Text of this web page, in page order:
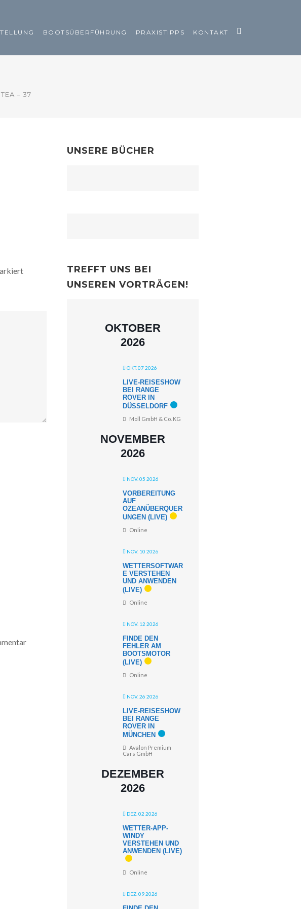
BOOTSÜBERFÜHRUNG PRAXISTIPPS KONTAKT
– 37
UNSERE BÜCHER
TREFFT UNS BEI
UNSEREN VORTRÄGEN!
OKTOBER
2026
OKT. 07 2026
LIVE-REISESHOW
BEI RANGE
ROVER IN
DÜSSELDORF
Moll GmbH & Co. KG
NOVEMBER
2026
NOV. 05 2026
VORBEREITUNG
AUF
OZEANÜBERQUER
UNGEN (LIVE)
Online
NOV. 10 2026
WETTERSOFTWAR
E VERSTEHEN
UND ANWENDEN
(LIVE)
Online
NOV. 12 2026
FINDE DEN
FEHLER AM
BOOTSMOTOR
(LIVE)
Online
NOV. 26 2026
LIVE-REISESHOW
BEI RANGE
ROVER IN
MÜNCHEN
Avalon Premium
Cars GmbH
DEZEMBER
2026
DEZ. 02 2026
WETTER-APP-
WINDY
VERSTEHEN UND
ANWENDEN (LIVE)
Online
DEZ. 09 2026